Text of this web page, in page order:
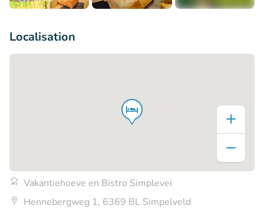
Localisation
Vakantiehoeve en Bistro Simplevei
Hennebergweg 1, 6369 BL Simpelveld